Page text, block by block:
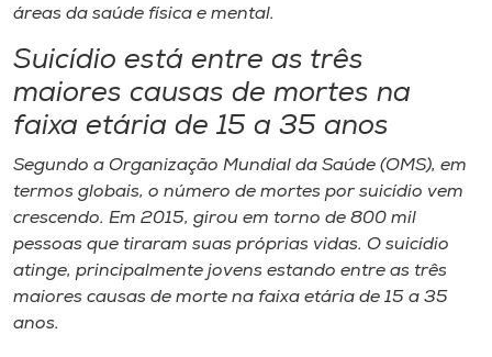
A+
A-
áreas da saúde física e mental.
Suicídio está entre as três
maiores causas de mortes na
faixa etária de 15 a 35 anos
Segundo a Organização Mundial da Saúde (OMS), em
termos globais, o número de mortes por suicídio vem
crescendo. Em 2015, girou em torno de 800 mil
pessoas que tiraram suas próprias vidas. O suicídio
atinge, principalmente jovens estando entre as três
maiores causas de morte na faixa etária de 15 a 35
anos.